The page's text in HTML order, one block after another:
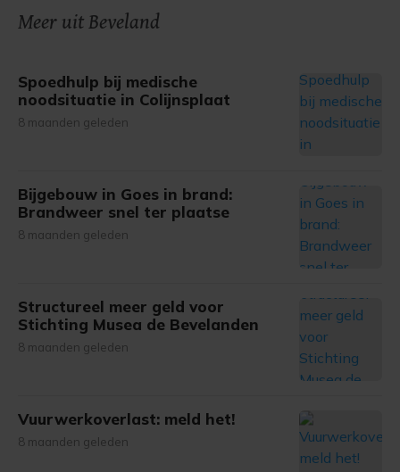
gemaakte keuze altijd wijzigen of intrekken.
Meer uit Beveland
Spoedhulp bij medische
noodsituatie in Colijnsplaat
8 maanden geleden
Bijgebouw in Goes in brand:
Brandweer snel ter plaatse
8 maanden geleden
Structureel meer geld voor
Stichting Musea de Bevelanden
8 maanden geleden
Vuurwerkoverlast: meld het!
8 maanden geleden